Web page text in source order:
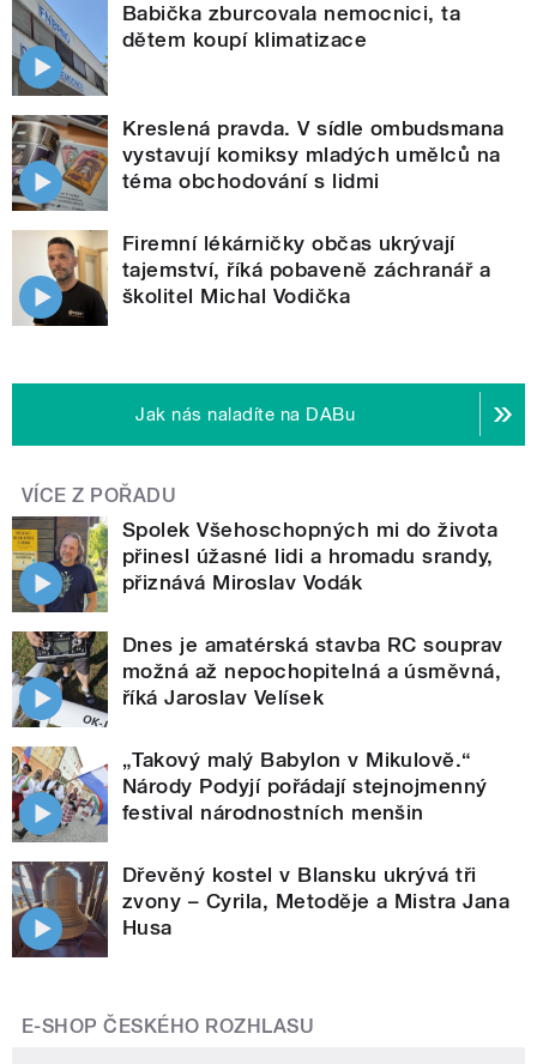
Babička zburcovala nemocnici, ta
dětem koupí klimatizace
Kreslená pravda. V sídle ombudsmana
vystavují komiksy mladých umělců na
téma obchodování s lidmi
Firemní lékárničky občas ukrývají
tajemství, říká pobaveně záchranář a
školitel Michal Vodička
Jak nás naladíte na DABu
VÍCE Z POŘADU
Spolek Všehoschopných mi do života
přinesl úžasné lidi a hromadu srandy,
přiznává Miroslav Vodák
Dnes je amatérská stavba RC souprav
možná až nepochopitelná a úsměvná,
říká Jaroslav Velísek
„Takový malý Babylon v Mikulově.“
Národy Podyjí pořádají stejnojmenný
festival národnostních menšin
Dřevěný kostel v Blansku ukrývá tři
zvony – Cyrila, Metoděje a Mistra Jana
Husa
E-SHOP ČESKÉHO ROZHLASU